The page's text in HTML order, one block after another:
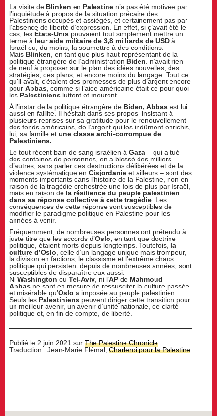
La visite de Blinken en Palestine n’a pas été motivée par
l’inquiétude à propos de la situation précaire des
Palestiniens occupés et assiégés, et certainement pas par
l’absence de liberté d’expression. En effet, si ç’avait été le
cas, les États-Unis pouvaient tout simplement mettre un
terme à leur aide militaire de 3,8 milliards de USD à
Israël ou, du moins, la soumettre à des conditions.
Mais Blinken, en tant que plus haut représentant de la
politique étrangère de l’administration Biden, n’avait rien
de neuf à proposer sur le plan des idées nouvelles, des
stratégies, des plans, et encore moins du langage. Tout ce
qu’il avait, c’étaient des promesses de plus d’argent encore
pourAbbas, comme si l’aide américaine était ce pour quoi
les Palestiniens luttent et meurent.
À l’instar de la politique étrangère de Biden, Abbas est lui
aussi en faillite. Il hésitait dans ses propos, insistant à
plusieurs reprises sur sa gratitude pour le renouvellement
des fonds américains, de l’argent qui les indûment enrichis,
lui, sa famille etune classe archi-corrompue de
Palestiniens.
Le tout récent bain de sang israélien àGaza – qui a tué
des centaines de personnes, en a blessé des milliers
d’autres, sans parler des destructions délibérées et de la
violence systématique enCisjordanie et ailleurs – sont des
moments importants dans l’histoire de la Palestine, non en
raison de la tragédie orchestrée une fois de plus par Israël,
mais en raison de la résilience du peuple palestinien
dans sa réponse collective à cette tragédie . Les
conséquences de cette réponse sont susceptibles de
modifier le paradigme politique en Palestine pour les
années à venir.
Fréquemment, de nombreuses personnes ont prétendu à
juste titre que les accords d’Oslo, en tant que doctrine
politique, étaient morts depuis longtemps. Toutefois, la
culture d’Oslo , celle d’un langage unique mais trompeur,
la division en factions, le classisme et l’extrême chaos
politique qui persistent depuis de nombreuses années, sont
susceptibles de disparaître eux aussi.
NiWashington ouTel-Aviv , ni l’APde Mahmoud
Abbas ne sont en mesure de ressusciter la culture passée
et misérable qu’Oslo a imposée au peuple palestinien.
Seuls les Palestiniens peuvent diriger cette transition pour
un meilleur avenir, un avenir d’unité nationale, de clarté
politique et, en fin de compte, de liberté.
Publié le 2 juin 2021 surThe Palestine Chronicle
Traduction : Jean-Marie Flémal,Charleroi pour la Palestine